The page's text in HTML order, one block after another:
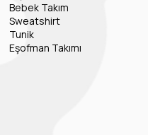
Bebek Takım
Sweatshirt
Tunik
Eşofman Takımı